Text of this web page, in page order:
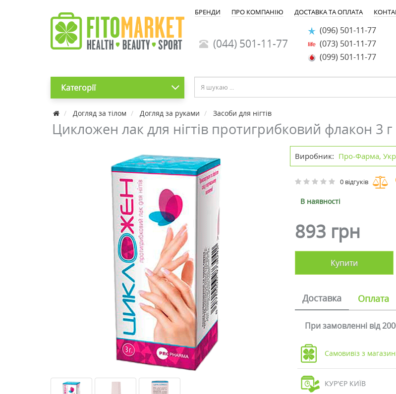
БРЕНДИ ПРО КОМПАНІЮ ДОСТАВКА ТА ОПЛАТА
(044) 501-11-77
(096) 501-11-77
(073) 501-11-77
(099) 501-11-77
Категорії
Догляд за тілом Догляд за руками Засоби для нігтів
Цикложен лак для нігтів протигрибковий флакон 3 г
Виробник: Про-Фарма,
0 відгуків
В наявності
893 грн
Купити
Доставка Оплата
При замовленні від
Самовивіз з
КУР'ЄР КИЇВ